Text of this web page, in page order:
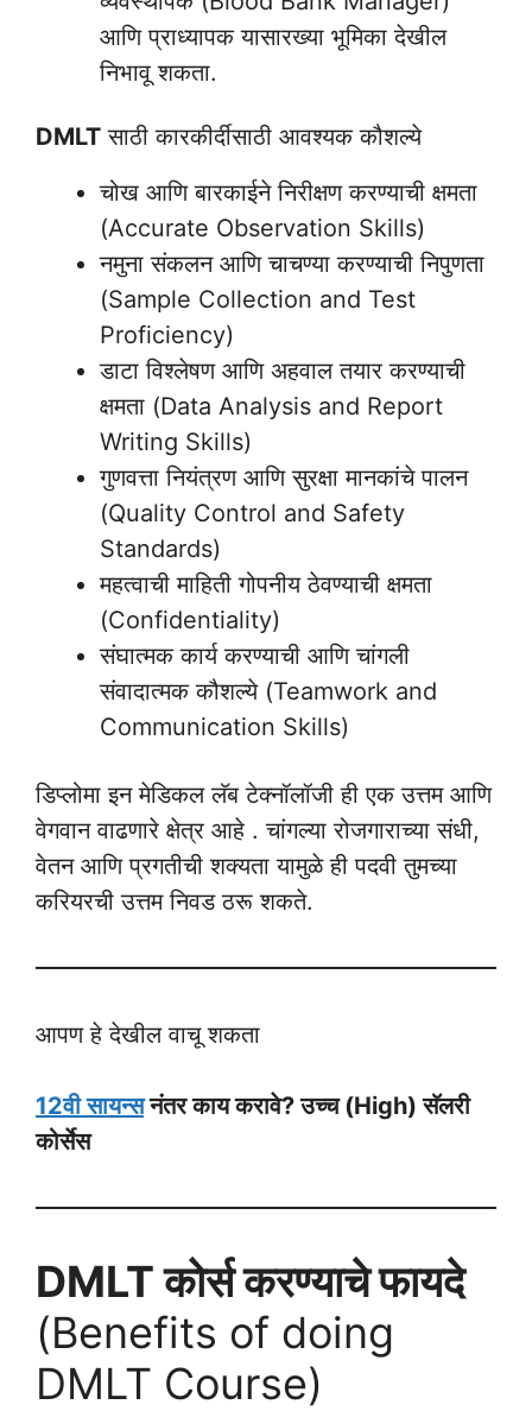
आणि प्राध्यापक यासारख्या भूमिका देखील
निभावू शकता.
DMLT साठी कारकीर्दीसाठी आवश्यक कौशल्ये
चोख आणि बारकाईने निरीक्षण करण्याची क्षमता
(Accurate Observation Skills)
नमुना संकलन आणि चाचण्या करण्याची निपुणता
(Sample Collection and Test
Proficiency)
डाटा विश्लेषण आणि अहवाल तयार करण्याची
क्षमता (Data Analysis and Report
Writing Skills)
गुणवत्ता नियंत्रण आणि सुरक्षा मानकांचे पालन
(Quality Control and Safety
Standards)
महत्वाची माहिती गोपनीय ठेवण्याची क्षमता
(Confidentiality)
संघात्मक कार्य करण्याची आणि चांगली
संवादात्मक कौशल्ये (Teamwork and
Communication Skills)
डिप्लोमा इन मेडिकल लॅब टेक्नॉलॉजी ही एक उत्तम आणि
वेगवान वाढणारे क्षेत्र आहे . चांगल्या रोजगाराच्या संधी,
वेतन आणि प्रगतीची शक्यता यामुळे ही पदवी तुमच्या
करियरची उत्तम निवड ठरू शकते.
आपण हे देखील वाचू शकता
12वी सायन्सनंतर काय करावे? उच्च (High) सॅलरी
कोर्सेस
DMLT कोर्स करण्याचे फायदे
(Benefits of doing
DMLT Course)